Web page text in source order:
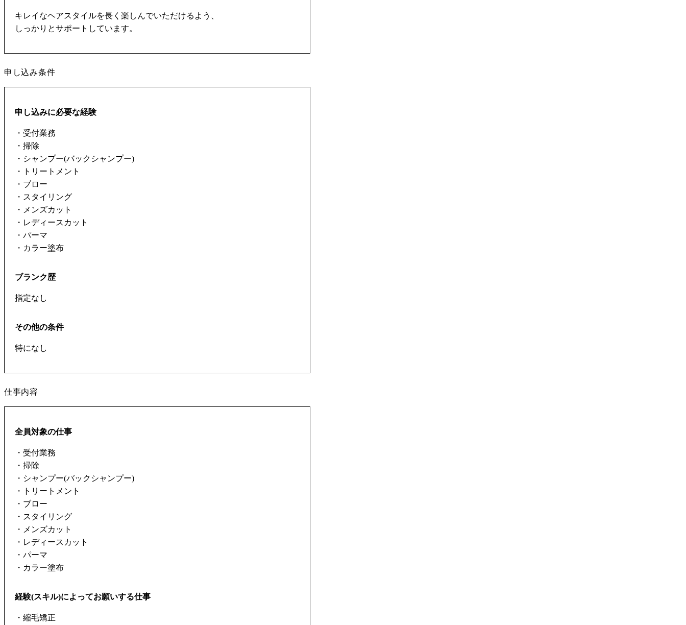
キレイなヘアスタイルを長く楽しんでいただけるよう、
しっかりとサポートしています。
申し込み条件
申し込みに必要な経験
・受付業務
・掃除
・シャンプー(バックシャンプー)
・トリートメント
・ブロー
・スタイリング
・メンズカット
・レディースカット
・パーマ
・カラー塗布
ブランク歴
指定なし
その他の条件
仕事内容
全員対象の仕事
・受付業務
・掃除
・シャンプー(バックシャンプー)
・トリートメント
・ブロー
・スタイリング
・メンズカット
・レディースカット
・パーマ
・カラー塗布
経験(スキル)によってお願いする仕事
・縮毛矯正